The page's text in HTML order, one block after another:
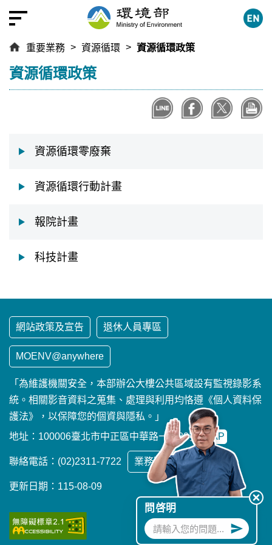
跳
到
要
內
容
重要業務 資源循環
資源循環政策
:::
資源循環政策
資源循環零廢棄
資源循環行動計畫
報院計畫
科技計畫
網站政策及宣告 退休人員專區
MOENV@anywhere
「為維護機關安全，本部辦公大樓公共區域設有監視錄影系
統。相關影音資料之蒐集、處理與利用均恪遵《個人資料保
護法》，以保障您的個資與隱私。」
地址：100006臺北市中正區中華路一段83號 MAP
聯絡電話：(02)2311-7722 業務聯繫窗口
更新日期：115-08-09
問啓明